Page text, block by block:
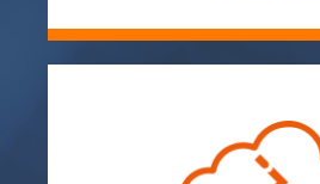
Extendemos la
datos hacia la nube, desde